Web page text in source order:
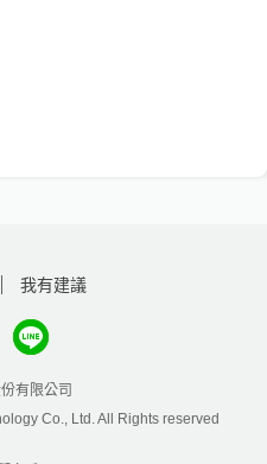
我有建議
有限公司
Co., Ltd. All Rights reserved